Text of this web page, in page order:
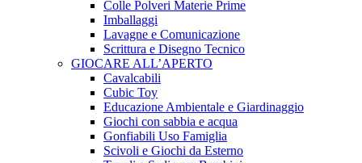
Colle Polveri Materie Prime
Imballaggi
Lavagne e Comunicazione
Scrittura e Disegno Tecnico
GIOCARE ALL’APERTO
Cavalcabili
Cubic Toy
Educazione Ambientale e Giardinaggio
Giochi con sabbia e acqua
Gonfiabili Uso Famiglia
Scivoli e Giochi da Esterno